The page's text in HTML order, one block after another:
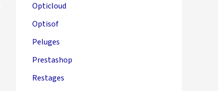
Opticloud
Optisof
Peluges
Prestashop
Restages